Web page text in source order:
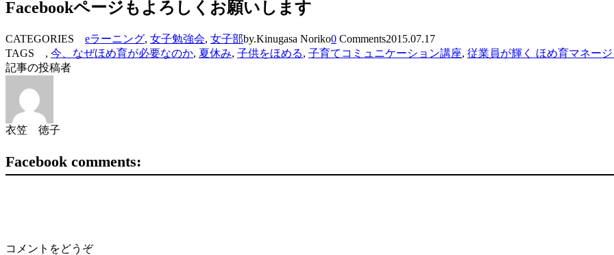
Facebookページもよろしくお願いします
CATEGORIES eラーニング, 女子勉強会, 女子部by.Kinugasa Noriko0 Comments2015.07.17
TAGS , 今、なぜほめ育が必要なのか, 夏休み, 子供をほめる, 子育てコミュニケーション講座, 従業員が輝く ほめ育マネー
記事の投稿者
衣笠 徳子
Facebook comments:
コメントをどうぞ